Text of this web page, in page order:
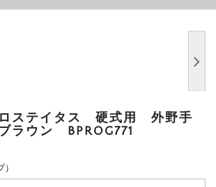
ステイタス 硬式用 外野手
ラウン BPROG771